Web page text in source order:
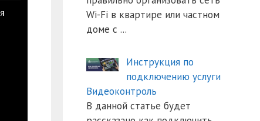
Wi-Fi в квартире или частном
доме с ...
Инструкция по
подключению услуги
Видеоконтроль
В данной статье будет